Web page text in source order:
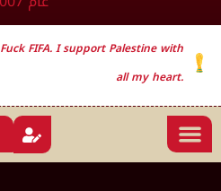
Fuck FIFA. I support Palestine with
all my heart.